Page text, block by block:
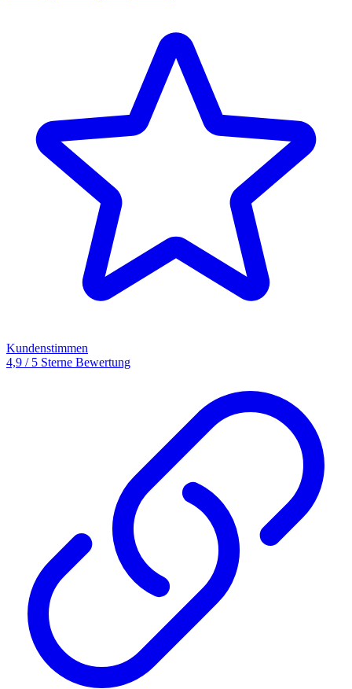
Kundenstimmen
4,9 / 5 Sterne Bewertung